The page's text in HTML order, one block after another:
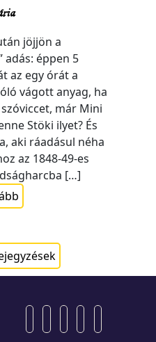
jöjjön a
adás: éppen 5
az egy órát a
vágott anyag, ha
már Mini
Stöki ilyet? És
aki ráadásul néha
az 1848-49-es
[…]